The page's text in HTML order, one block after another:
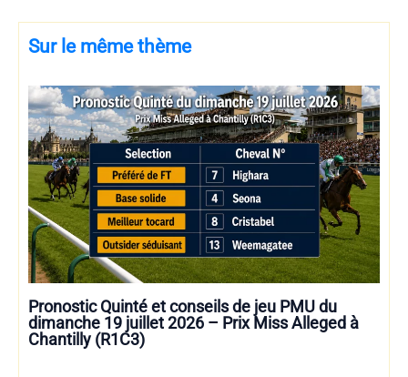
Sur le même thème
Pronostic Quinté et conseils de jeu PMU du
dimanche 19 juillet 2026 – Prix Miss Alleged à
Chantilly (R1C3)